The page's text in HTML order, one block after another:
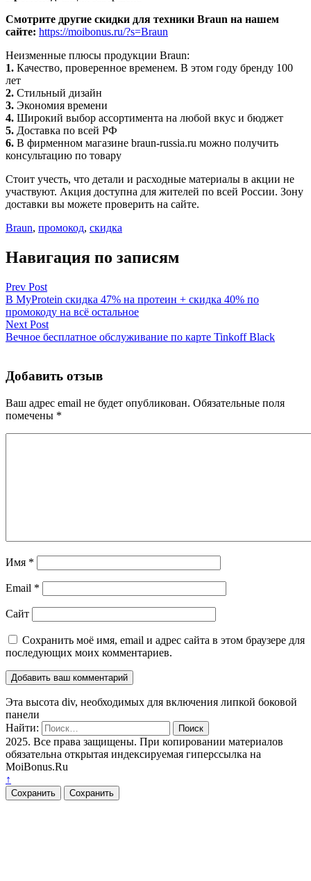
Смотрите другие скидки для техники Braun на нашем
сайте: https://moibonus.ru/?s=Braun
Неизменные плюсы продукции Braun:
1. Качество, проверенное временем. В этом году бренду 100
лет
2. Стильный дизайн
3. Экономия времени
4. Широкий выбор ассортимента на любой вкус и бюджет
5. Доставка по всей РФ
6. В фирменном магазине braun-russia.ru можно получить
консультацию по товару
Стоит учесть, что детали и расходные материалы в акции не
участвуют. Акция доступна для жителей по всей России. Зону
доставки вы можете проверить на сайте.
Braun, промокод, скидка
Навигация по записям
Prev Post
В MyProtein скидка 47% на протеин + скидка 40% по
промокоду на всё остальное
Next Post
Вечное бесплатное обслуживание по карте Tinkoff Black
Добавить отзыв
Ваш адрес email не будет опубликован. Обязательные поля
помечены *
Имя *
Email *
Сайт
Сохранить моё имя, email и адрес сайта в этом браузере для
последующих моих комментариев.
Эта высота div, необходимых для включения липкой боковой
панели
Найти:
2025. Все права защищены. При копировании материалов
обязательна открытая индексируемая гиперссылка на
MoiBonus.Ru
↑